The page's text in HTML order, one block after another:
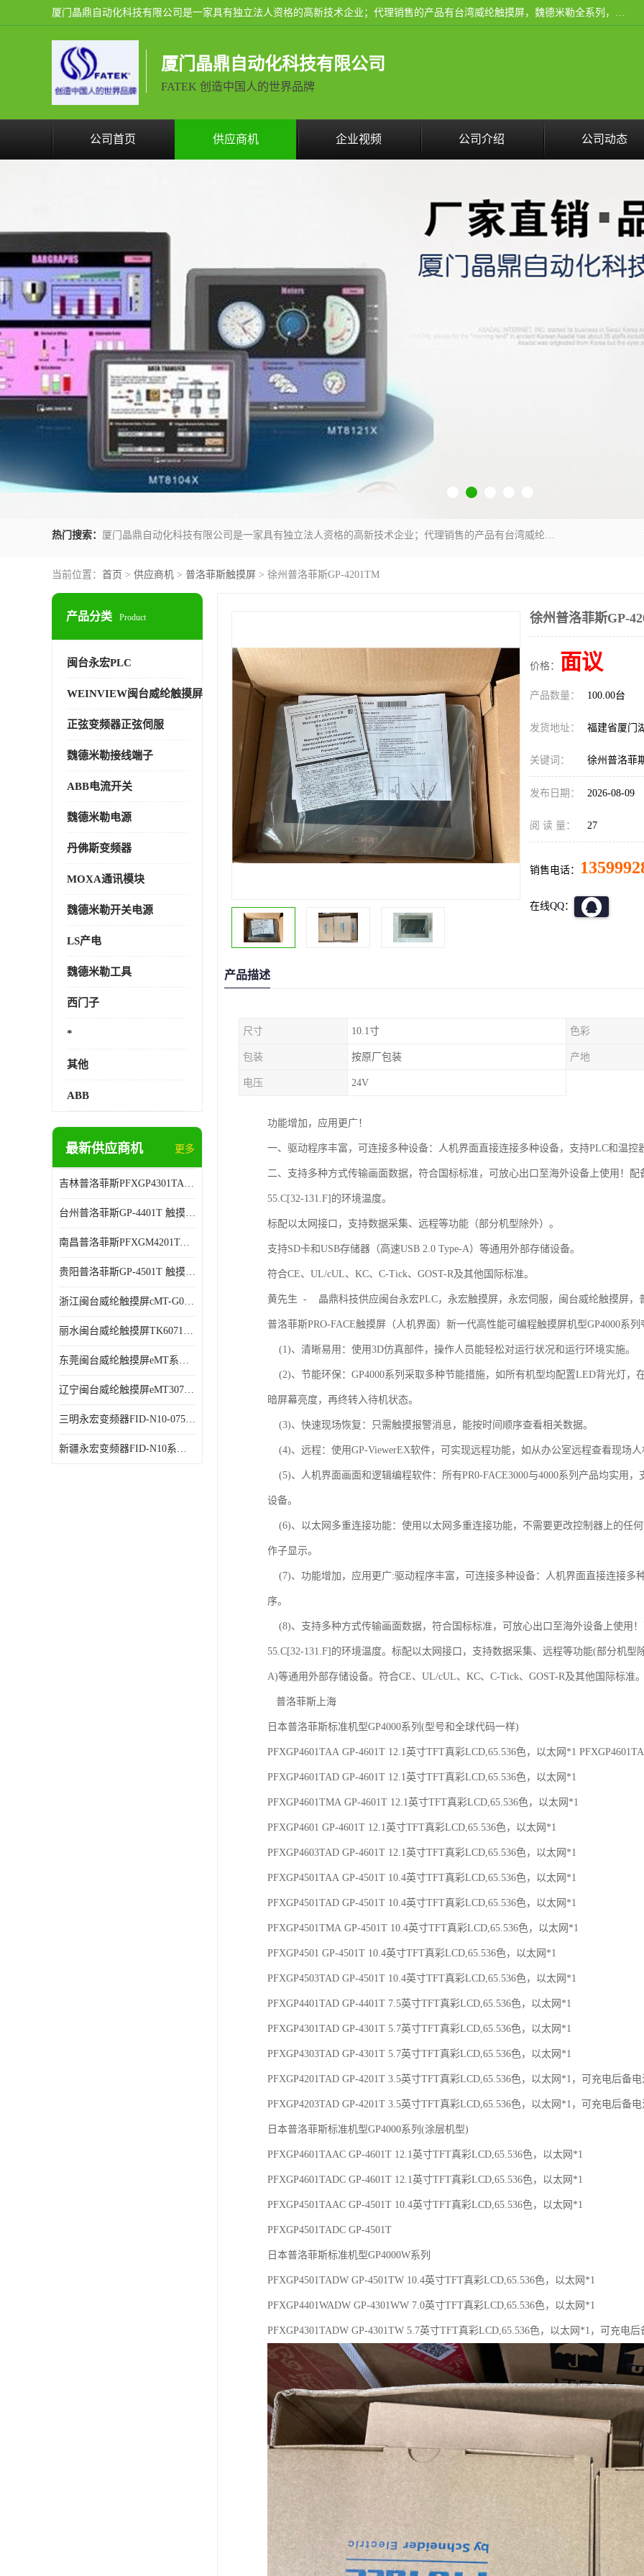
厦门晶鼎自动化科技有限公司是一家具有独立法人资格的高新技术企业；代理销售的产品有台湾威纶触摸屏，魏德米勒全系列，永宏触摸屏,威纶触摸屏,台湾威纶weinview触摸屏,台湾永宏PLC，FATEK,永宏伺服,图儿克总线，施耐德，欧姆龙，西门子，富士变频，K&N蓝系列， BUSSMANN，松下变频器，丹佛斯变频器等。
厦门晶鼎自动化科技有限公司
FATEK 创造中国人的世界品牌
公司首页 供应商机 企业视频 公司介绍 公司动态
热门搜索： 厦门晶鼎自动化科技有限公司是一家具有独立法人资格的高新技术企业；代理销售的产品有台湾威纶触摸屏，魏德米勒全系列，永宏触摸屏,威纶触摸屏,台湾威纶weinview触摸屏,台湾永宏PLC，FATEK,永宏伺服,图儿克总线，施耐德，欧姆龙，西门子，富士变频，K&N蓝系列， BUSSMANN，松下变频器，丹佛斯变频器等。
当前位置： 首页 > 供应商机 > 普洛菲斯触摸屏 > 徐州普洛菲斯GP-4201TM
产品分类 Product
闽台永宏PLC
WEINVIEW闽台威纶触摸屏
正弦变频器正弦伺服
魏德米勒接线端子
ABB电流开关
魏德米勒电源
丹佛斯变频器
MOXA通讯模块
魏德米勒开关电源
LS产电
魏德米勒工具
西门子
*
其他
ABB
最新供应商机 更多
吉林普洛菲斯PFXGP4301TADW 人机界面 全国联保
台州普洛菲斯GP-4401T 触摸屏 厂家销售
南昌普洛菲斯PFXGM4201TAD 人机界面 代理商销售
贵阳普洛菲斯GP-4501T 触摸屏 售后有保障
浙江闽台威纶触摸屏cMT-G01触摸屏
丽水闽台威纶触摸屏TK6071IQ触摸屏
东莞闽台威纶触摸屏eMT系列 现货销售
辽宁闽台威纶触摸屏eMT3070B触摸屏
三明永宏变频器FID-N10-075043 厂家销售
新疆永宏变频器FID-N10系列变频器 厂家销售
徐州普洛菲斯GP-
价格： 面议
产品数量： 100.00台
发货地址： 福建省厦门
关键词： 徐州普洛菲
发布日期： 2026-08-09
阅 读 量： 27
销售电话：
在线QQ：
产品描述
尺寸 10.1寸 色彩
包装 按原厂包装 产地
电压 24V
功能增加，应用更广！
一、驱动程序丰富，可连接多种设备：人机界面直接连接多种设备，支持PLC和温控
二、支持多种方式传输画面数据，符合国标标准，可放心出口至海外设备上使用！
55.C[32-131.F]的环境温度。
标配以太网接口，支持数据采集、远程等功能（部分机型除外）。
支持SD卡和USB存储器（高速USB 2.0 Type-A）等通用外部存储设备。
符合CE、UL/cUL、KC、C-Tick、GOST-R及其他国际标准。
黄先生 - 晶鼎科技供应闽台永宏PLC，永宏触摸屏，永宏伺服，闽台威纶触摸屏，
普洛菲斯PRO-FACE触摸屏（人机界面）新一代高性能可编程触摸屏机型GP4000系
(1)、清晰易用：使用3D仿真部件，操作人员能轻松对运行状况和运行环境实施。
(2)、节能环保：GP4000系列采取多种节能措施，如所有机型均配置LED背光灯，
暗屏幕亮度，再终转入待机状态。
(3)、快速现场恢复：只需触摸报警消息，能按时间顺序查看相关数据。
(4)、远程：使用GP-ViewerEX软件，可实现远程功能，如从办公室远程查看现场
(5)、人机界面画面和逻辑编程软件：所有PR0-FACE3000与4000系列产品均实用
设备。
(6)、以太网多重连接功能：使用以太网多重连接功能，不需要更改控制器上的任
作子显示。
(7)、功能增加，应用更广:驱动程序丰富，可连接多种设备：人机界面直接连接多
序。
(8)、支持多种方式传输画面数据，符合国标标准，可放心出口至海外设备上使用
55.C[32-131.F]的环境温度。标配以太网接口，支持数据采集、远程等功能(部分机型
A)等通用外部存储设备。符合CE、UL/cUL、KC、C-Tick、GOST-R及其他国际标准
普洛菲斯上海
日本普洛菲斯标准机型GP4000系列(型号和全球代码一样)
PFXGP4601TAA GP-4601T 12.1英寸TFT真彩LCD,65.536色，以太网*1
PFXGP4601TAD GP-4601T 12.1英寸TFT真彩LCD,65.536色，以太网*1
PFXGP4601TMA GP-4601T 12.1英寸TFT真彩LCD,65.536色，以太网*1
PFXGP4601 GP-4601T 12.1英寸TFT真彩LCD,65.536色，以太网*1
PFXGP4603TAD GP-4601T 12.1英寸TFT真彩LCD,65.536色，以太网*1
PFXGP4501TAA GP-4501T 10.4英寸TFT真彩LCD,65.536色，以太网*1
PFXGP4501TAD GP-4501T 10.4英寸TFT真彩LCD,65.536色，以太网*1
PFXGP4501TMA GP-4501T 10.4英寸TFT真彩LCD,65.536色，以太网*1
PFXGP4501 GP-4501T 10.4英寸TFT真彩LCD,65.536色，以太网*1
PFXGP4503TAD GP-4501T 10.4英寸TFT真彩LCD,65.536色，以太网*1
PFXGP4401TAD GP-4401T 7.5英寸TFT真彩LCD,65.536色，以太网*1
PFXGP4301TAD GP-4301T 5.7英寸TFT真彩LCD,65.536色，以太网*1
PFXGP4303TAD GP-4301T 5.7英寸TFT真彩LCD,65.536色，以太网*1
PFXGP4201TAD GP-4201T 3.5英寸TFT真彩LCD,65.536色，以太网*1，可充电后备
PFXGP4203TAD GP-4201T 3.5英寸TFT真彩LCD,65.536色，以太网*1，可充电后备电
日本普洛菲斯标准机型GP4000系列(涂层机型)
PFXGP4601TAAC GP-4601T 12.1英寸TFT真彩LCD,65.536色，以太网*1
PFXGP4601TADC GP-4601T 12.1英寸TFT真彩LCD,65.536色，以太网*1
PFXGP4501TAAC GP-4501T 10.4英寸TFT真彩LCD,65.536色，以太网*1
PFXGP4501TADC GP-4501T
日本普洛菲斯标准机型GP4000W系列
PFXGP4501TADW GP-4501TW 10.4英寸TFT真彩LCD,65.536色，以太网*1
PFXGP4401WADW GP-4301WW 7.0英寸TFT真彩LCD,65.536色，以太网*1
PFXGP4301TADW GP-4301TW 5.7英寸TFT真彩LCD,65.536色，以太网*1，可充电后